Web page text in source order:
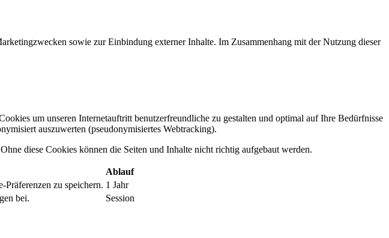
sowie zur Einbindung externer Inhalte. Im Zusammenhang mit der Nutzung dieser
um unseren Internetauftritt benutzerfreundliche zu gestalten und optimal auf Ihre Bedürfnisse
auszuwerten (pseudonymisiertes Webtracking).
diese Cookies können die Seiten und Inhalte nicht richtig aufgebaut werden.
Ablauf
zu speichern. 1 Jahr
bei. Session